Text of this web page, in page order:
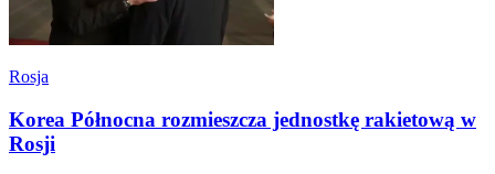
Rosja
Korea Północna rozmieszcza jednostkę rakietową w
Rosji